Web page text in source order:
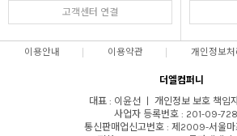
고객센터 연결
이용안내 이용약관 개인정보처
더엘컴퍼니
대표 : 이윤선 ㅣ 개인정보 보호 책임
사업자 등록번호 : 201-09-
통신판매업신고번호 : 제2009-서울